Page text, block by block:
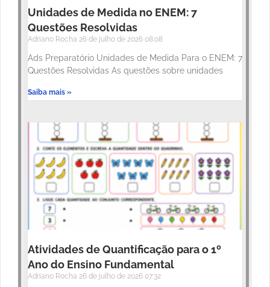
Unidades de Medida no ENEM: 7
Questões Resolvidas
Adriano Rocha 26 de julho de 2026 08:08
Ads Preparatório Unidades de Medida Para o ENEM: 7
Questões Resolvidas As questões sobre unidades
Saiba mais »
Atividades de Quantificação para o 1º
Ano do Ensino Fundamental
Adriano Rocha 26 de julho de 2026 07:32